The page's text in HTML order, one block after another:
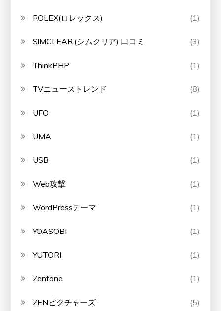
ROLEX(ロレックス) (1)
SIMCLEAR (シムクリア) 口コミ (3)
ThinkPHP (1)
TVニューストレンド (8)
UFO (1)
UMA (1)
USB (1)
Web攻撃 (1)
WordPressテーマ (1)
YOASOBI (1)
YUTORI (1)
Zenfone (1)
ZENピクチャーズ (5)